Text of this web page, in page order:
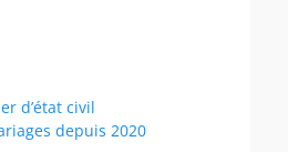
d’état civil
depuis 2020